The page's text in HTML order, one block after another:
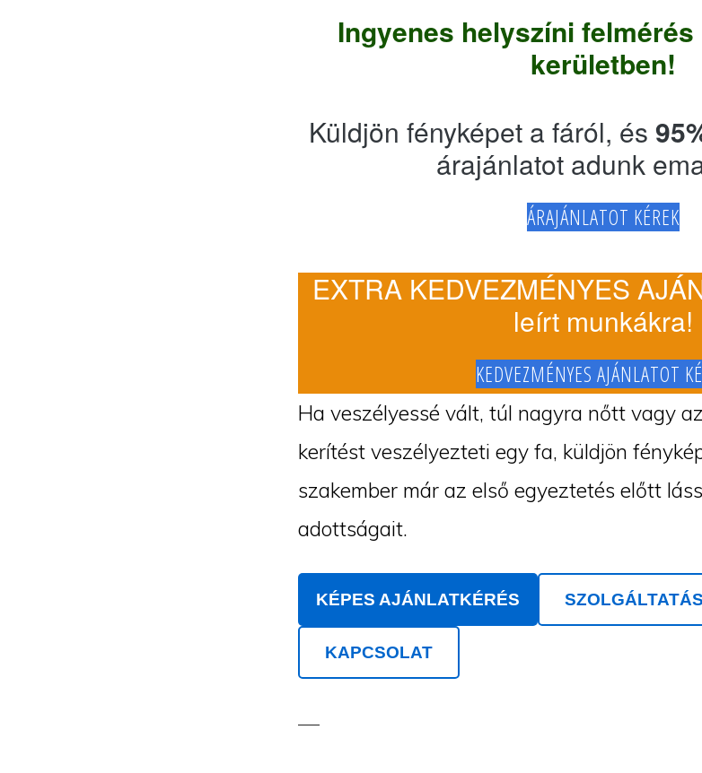
Ingyenes helyszíni
kerületben!
Küldjön fényképet a fáról, és
árajánlatot adunk
ÁRAJÁNLATOT KÉREK
EXTRA KEDVEZMÉNYES
leírt munkákra!
KEDVEZMÉNYES AJÁNLATOT
Ha veszélyessé vált, túl nagyra nőtt vagy
kerítést veszélyezteti egy fa, küldjön
szakember már az első egyeztetés előtt
adottságait.
KÉPES AJÁNLATKÉRÉS
KAPCSOLAT